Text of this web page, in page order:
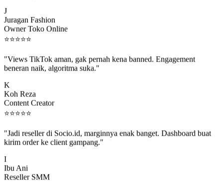
Juragan Fashion
Owner Toko Online
⭐⭐⭐⭐⭐
beneran naik, algoritma suka."
Koh Reza
Content Creator
⭐⭐⭐⭐⭐
kirim order ke client gampang."
Ibu Ani
Reseller SMM
⭐⭐⭐⭐⭐